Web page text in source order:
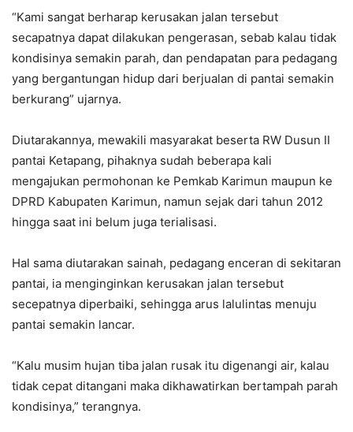
“Kami sangat berharap kerusakan jalan tersebut
secapatnya dapat dilakukan pengerasan, sebab kalau tidak
kondisinya semakin parah, dan pendapatan para pedagang
yang bergantungan hidup dari berjualan di pantai semakin
berkurang” ujarnya.
Diutarakannya, mewakili masyarakat beserta RW Dusun II
pantai Ketapang, pihaknya sudah beberapa kali
mengajukan permohonan ke Pemkab Karimun maupun ke
DPRD Kabupaten Karimun, namun sejak dari tahun 2012
hingga saat ini belum juga terialisasi.
Hal sama diutarakan sainah, pedagang enceran di sekitaran
pantai, ia menginginkan kerusakan jalan tersebut
secepatnya diperbaiki, sehingga arus lalulintas menuju
pantai semakin lancar.
“Kalu musim hujan tiba jalan rusak itu digenangi air, kalau
tidak cepat ditangani maka dikhawatirkan bertampah parah
kondisinya,” terangnya.